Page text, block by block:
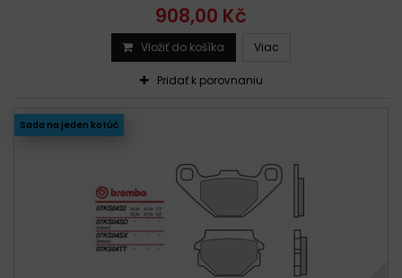
908,00 Kč
Vložiť do košíka Viac
Pridať k porovnaniu
Sada na jeden kotúč